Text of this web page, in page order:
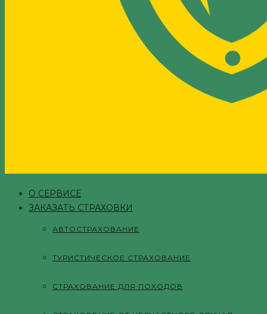
О СЕРВИСЕ
ЗАКАЗАТЬ СТРАХОВКИ
АВТОСТРАХОВАНИЕ
ТУРИСТИЧЕСКОЕ СТРАХОВАНИЕ
СТРАХОВАНИЕ ДЛЯ ПОХОДОВ